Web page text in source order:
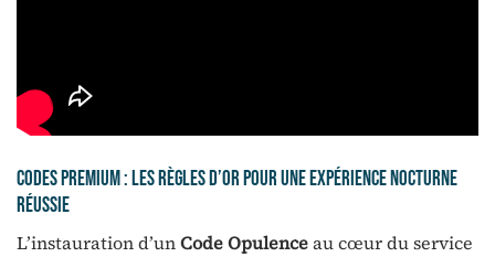
Codes premium : les règles d’or pour une expérience nocturne
réussie
L’instauration d’unCode Opulenceau cœur du service